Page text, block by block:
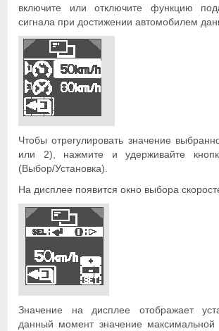
включите или отключите функцию
сигнала при достижении автомобилем
Чтобы отрегулировать значение
или 2), нажмите и удерживайте
(Выбор/Установка).
На дисплее появится окно выбора
Значение на дисплее отображает
данный момент значение максимальной